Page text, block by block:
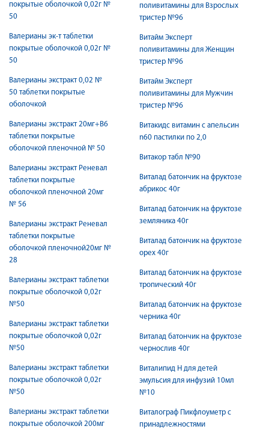
покрытые оболочкой 0,02г №
50
Валерианы эк-т таблетки
покрытые оболочкой 0,02г №
50
Валерианы экстракт 0,02 №
50 таблетки покрытые
оболочкой
Валерианы экстракт 20мг+В6
таблетки покрытые
оболочкой пленочной № 50
Валерианы экстракт Реневал
таблетки покрытые
оболочкой пленочной 20мг
№ 56
Валерианы экстракт Реневал
таблетки покрытые
оболочкой пленочной20мг №
28
Валерианы экстракт таблетки
покрытые оболочкой 0,02г
№50
Валерианы экстракт таблетки
покрытые оболочкой 0,02г
№50
Валерианы экстракт таблетки
покрытые оболочкой 0,02г
№50
Валерианы экстракт таблетки
покрытые оболочкой 200мг
поливитамины для Взрослых
тристер №96
Витайм Эксперт
поливитамины для Женщин
тристер №96
Витайм Эксперт
поливитамины для Мужчин
тристер №96
Витакидс витамин с апельсин
n60 пастилки по 2,0
Витакор табл №90
Виталад батончик на фруктозе
абрикос 40г
Виталад батончик на фруктозе
земляника 40г
Виталад батончик на фруктозе
орех 40г
Виталад батончик на фруктозе
тропический 40г
Виталад батончик на фруктозе
черника 40г
Виталад батончик на фруктозе
чернослив 40г
Виталипид Н для детей
эмульсия для инфузий 10мл
№10
Виталограф Пикфлоуметр с
принадлежностями